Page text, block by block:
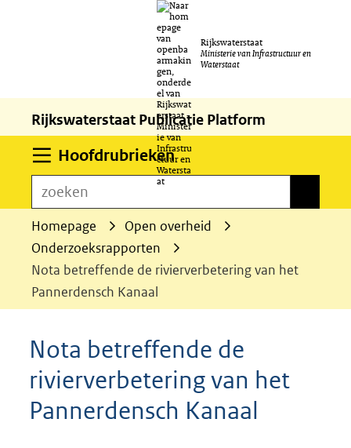
naar
de
inhoud
Rijkswaterstaat
Ministerie van Infrastructuur en
Waterstaat
Rijkswaterstaat Publicatie Platform
HoofdrubriekenUitklappen
zoeken
Homepage
Open overheid
Onderzoeksrapporten
Nota betreffende de rivierverbetering van het
Pannerdensch Kanaal
Nota betreffende de
rivierverbetering van het
Pannerdensch Kanaal